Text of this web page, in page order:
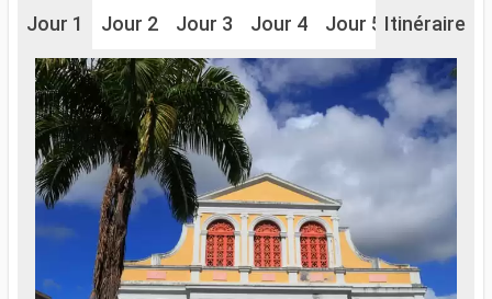
Jour 1 Jour 2 Jour 3 Jour 4 Jour 5 Jour 6
Itinéraire